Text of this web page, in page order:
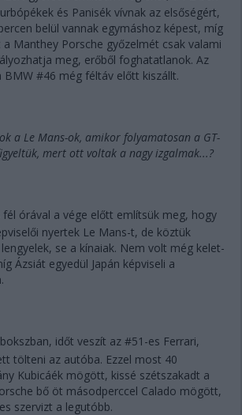
és Panisék vívnak az elsőségért,
belül vannak egymáshoz képest, míg
Manthey Porsche győzelmét csak valami
meg, erőből foghatatlanok. Az
BMW #46 még féltáv előtt kiszállt.
a Le Mans-ok, amikor folyamatosan a GT-
mert ott voltak a nagy izgalmak...?
fél órával a vége előtt említsük meg, hogy
nyertek Le Mans-t, de köztük
se a kínaiak. Nem volt még kelet-
Ázsiát egyedül Japán képviseli a
időt veszít az #51-es Ferrari,
tölteni az autóba. Ezzel most 40
Kubicáék mögött, kissé szétszakadt a
bő öt másodperccel Calado mögött,
szervizt a legutóbb.